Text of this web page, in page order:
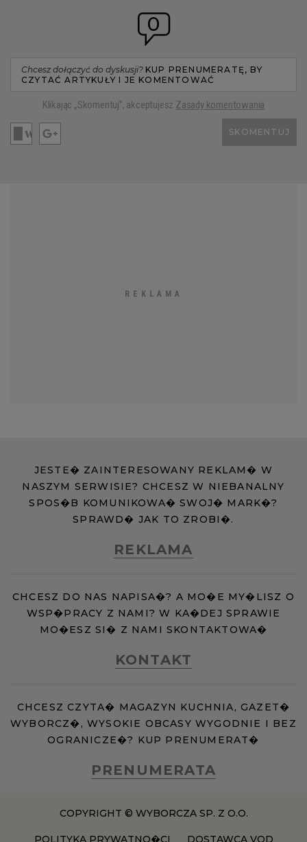
0
Chcesz dołączyć do dyskusji? KUP PRENUMERATĘ, BY
CZYTAĆ ARTYKUŁY I JE KOMENTOWAĆ
Klikając „Skomentuj”, akceptujesz Zasady komentowania
SKOMENTUJ
JESTE� ZAINTERESOWANY REKLAM� W
NASZYM SERWISIE? CHCESZ W NIEBANALNY
SPOS�B KOMUNIKOWA� SWOJ� MARK�?
SPRAWD� JAK TO ZROBI�.
REKLAMA
CHCESZ DO NAS NAPISA�? A MO�E MY�LISZ O
WSP�PRACY Z NAMI? W KA�DEJ SPRAWIE
MO�ESZ SI� Z NAMI SKONTAKTOWA�
KONTAKT
CHCESZ CZYTA� MAGAZYN KUCHNIA, GAZET�
WYBORCZ�, WYSOKIE OBCASY WYGODNIE I BEZ
OGRANICZE�? KUP PRENUMERAT�
PRENUMERATA
COPYRIGHT © WYBORCZA SP. Z O.O.
POLITYKA PRYWATNO�CI DOSTAWCA VOD